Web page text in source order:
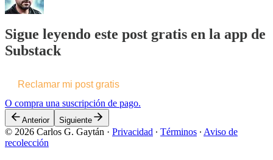
Sigue leyendo este post gratis en la app de
Substack
Reclamar mi post gratis
O compra una suscripción de pago.
Anterior Siguiente
© 2026 Carlos G. Gaytán · Privacidad ∙ Términos ∙ Aviso de
recolección